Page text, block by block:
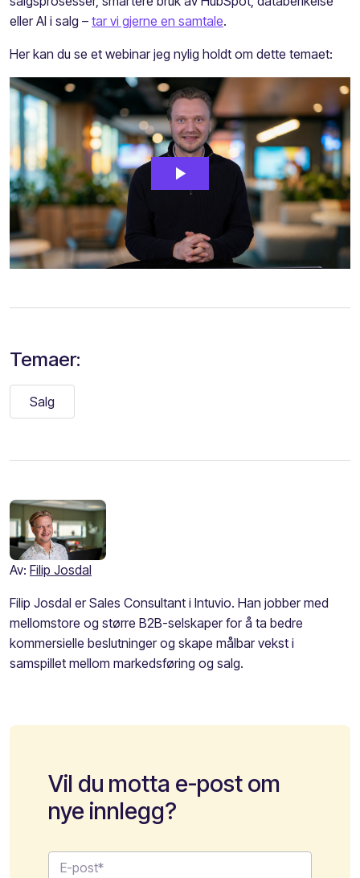
eller AI i salg – tar vi gjerne en samtale.
Her kan du se et webinar jeg nylig holdt om dette temaet:
Temaer:
Salg
Av: Filip Josdal
Filip Josdal er Sales Consultant i Intuvio. Han jobber med
mellomstore og større B2B-selskaper for å ta bedre
kommersielle beslutninger og skape målbar vekst i
samspillet mellom markedsføring og salg.
Vil du motta e-post om
nye innlegg?